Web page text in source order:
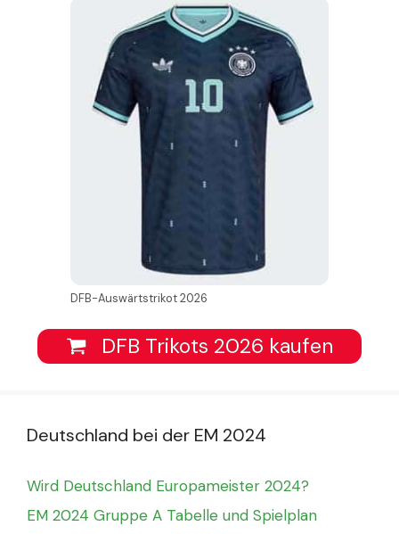
DFB-Auswärtstrikot 2026
DFB Trikots 2026 kaufen
Deutschland bei der EM 2024
Wird Deutschland Europameister 2024?
EM 2024 Gruppe A Tabelle und Spielplan